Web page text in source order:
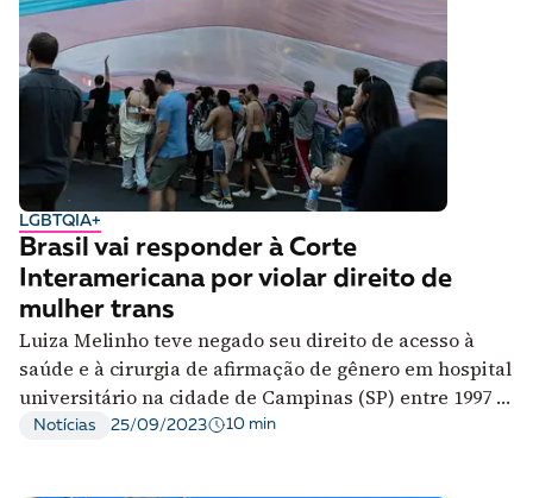
LGBTQIA+
Brasil vai responder à Corte
Interamericana por violar direito de
mulher trans
Luiza Melinho teve negado seu direito de acesso à
saúde e à cirurgia de afirmação de gênero em hospital
universitário na cidade de Campinas (SP) entre 1997 e
2001.
Notícias 25/09/2023 10 min